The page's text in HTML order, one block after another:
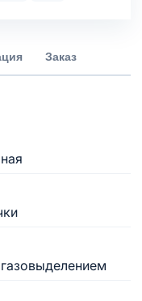
Заказ